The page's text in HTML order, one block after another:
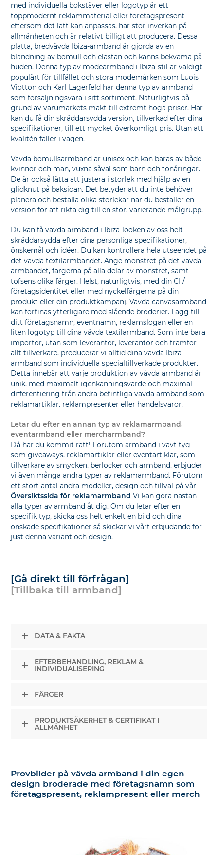
med individuella bokstäver eller logotyp är ett
toppmodernt reklammaterial eller företagspresent
eftersom det lätt kan anpassas, har stor inverkan på
allmänheten och är relativt billigt att producera. Dessa
platta, bredvävda Ibiza-armband är gjorda av en
blandning av bomull och elastan och känns bekväma på
huden. Denna typ av modearmband i Ibiza-stil är väldigt
populärt för tillfället och stora modemärken som Luois
Viotton och Karl Lagerfeld har denna typ av armband
som försäljningsvara i sitt sortiment. Naturligtvis på
grund av varumärkets makt till extremt höga priser. Här
kan du få din skräddarsydda version, tillverkad efter dina
specifikationer, till ett mycket överkomligt pris. Utan att
kvalitén faller i vägen.
Vävda bomullsarmband är unisex och kan bäras av både
kvinnor och män, vuxna såväl som barn och tonåringar.
De är också lätta att justera i storlek med hjälp av en
glidknut på baksidan. Det betyder att du inte behöver
planera och beställa olika storlekar när du beställer en
version för att rikta dig till en stor, varierande målgrupp.
Du kan få vävda armband i Ibiza-looken av oss helt
skräddarsydda efter dina personliga specifikationer,
önskemål och idéer. Du kan kontrollera hela utseendet på
det vävda textilarmbandet. Ange mönstret på det vävda
armbandet, färgerna på alla delar av mönstret, samt
tofsens olika färger. Helst, naturligtvis, med din CI /
företagsidentitet eller med nyckelfärgerna på din
produkt eller din produktkampanj. Vävda canvasarmband
kan förfinas ytterligare med slående broderier. Lägg till
ditt företagsnamn, eventnamn, reklamslogan eller en
liten logotyp till dina vävda textilarmband. Som inte bara
importör, utan som leverantör, leverantör och framför
allt tillverkare, producerar vi alltid dina vävda Ibiza-
armband som individuella specialtillverkade produkter.
Detta innebär att varje produktion av vävda armband är
unik, med maximalt igenkänningsvärde och maximal
differentiering från andra befintliga vävda armband som
reklamartiklar, reklampresenter eller handelsvaror.
Letar du efter en annan typ av reklamarmband,
eventarmband eller mercharmband?
Då har du kommit rätt! Förutom armband i vävt tyg
som giveaways, reklamartiklar eller eventartiklar, som
tillverkare av smycken, berlocker och armband, erbjuder
vi även många andra typer av reklamarmband. Förutom
ett stort antal andra modeller, design och tillval på vår
Översiktssida för reklamarmband Vi kan göra nästan
alla typer av armband åt dig. Om du letar efter en
specifik typ, skicka oss helt enkelt en bild och dina
önskade specifikationer så skickar vi vårt erbjudande för
just denna variant och design.
[Gå direkt till förfrågan]
[Tillbaka till armband]
DATA & FAKTA
EFTERBEHANDLING, REKLAM &
INDIVIDUALISERING
FÄRGER
PRODUKTSÄKERHET & CERTIFIKAT I
ALLMÄNHET
Provbilder på vävda armband i din egen
design broderade med företagsnamn som
företagspresent, reklampresent eller merch